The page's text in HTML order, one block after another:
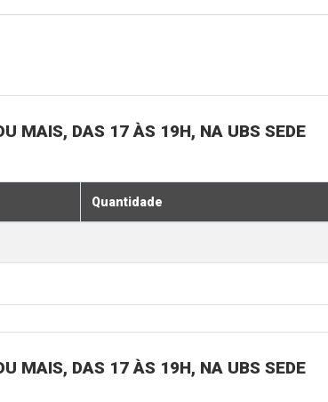
MAIS, DAS 17 ÀS 19H, NA UBS SEDE
Quantidade
MAIS, DAS 17 ÀS 19H, NA UBS SEDE